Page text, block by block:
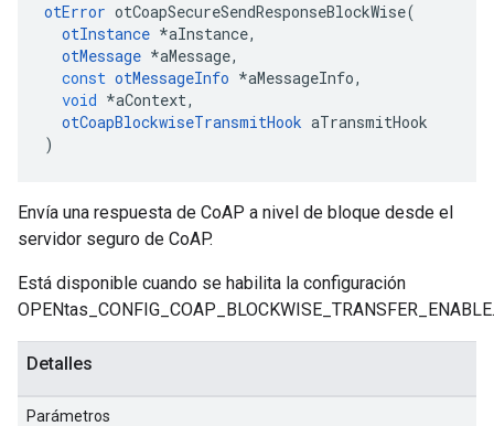
otError otCoapSecureSendResponseBlockWise(
otInstance *aInstance,
otMessage *aMessage,
const otMessageInfo *aMessageInfo,
void *aContext,
otCoapBlockwiseTransmitHook aTransmitHook
)
Envía una respuesta de CoAP a nivel de bloque desde el
servidor seguro de CoAP.
Está disponible cuando se habilita la configuración
OPENtas_CONFIG_COAP_BLOCKWISE_TRANSFER_ENABLE.
Detalles
Parámetros